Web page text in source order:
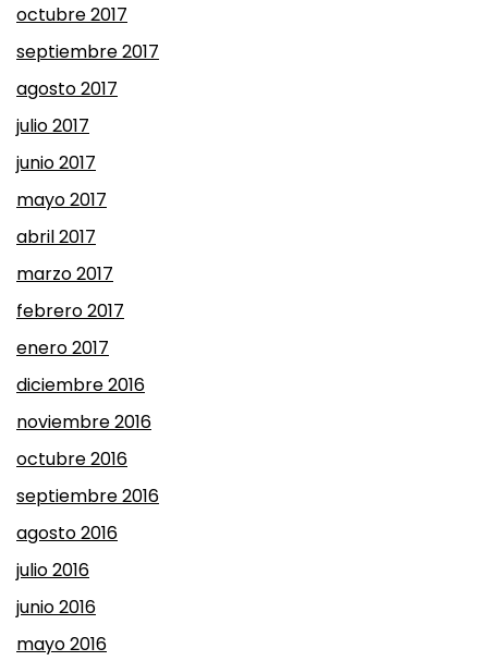
octubre 2017
septiembre 2017
agosto 2017
julio 2017
junio 2017
mayo 2017
abril 2017
marzo 2017
febrero 2017
enero 2017
diciembre 2016
noviembre 2016
octubre 2016
septiembre 2016
agosto 2016
julio 2016
junio 2016
mayo 2016